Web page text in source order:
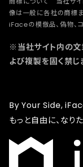
像は一般に各社の商標
iFaceの模倣品、偽物、
※当社サイト内の
よび複製を固く禁じ
By Your Side,
もっと自由に、なり